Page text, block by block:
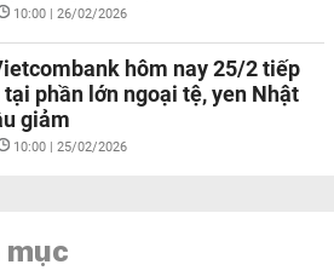
10:00 | 26/02/2026
hôm nay 25/2 tiếp
phần lớn ngoại tệ, yen Nhật
giảm
10:00 | 25/02/2026
mục